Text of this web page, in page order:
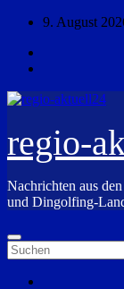
Zum
springen
9. August
regio-
Nachrichten aus
und Dingolfing-